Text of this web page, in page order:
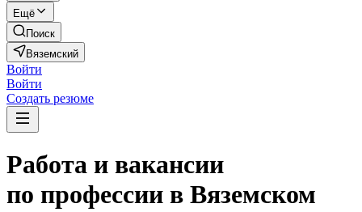
Ещё
Поиск
Вяземский
Войти
Войти
Создать резюме
Работа и вакансии
по профессии в Вяземском